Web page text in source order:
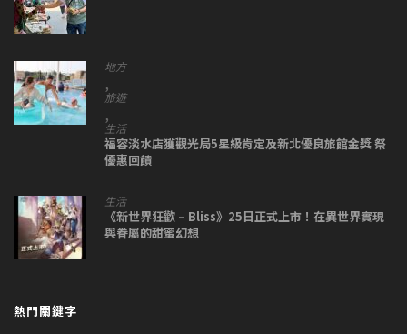
地方
,
旅遊
,
生活
福容淡水店獲觀光局5星級肯定及新北優良旅館金獎 祭
優惠回饋
生活
《新世界狂歡 – Bliss》25日正式上市！在異世界實現
與眷屬的甜蜜幻想
熱門關鍵字